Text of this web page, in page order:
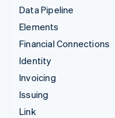
Data Pipeline
Elements
Financial Connections
Identity
Invoicing
Issuing
Link